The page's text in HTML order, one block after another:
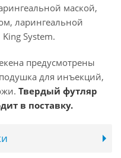
маской,
ларингеальной
System.
предусмотрены
для инъекций,
Твердый футляр
в поставку.